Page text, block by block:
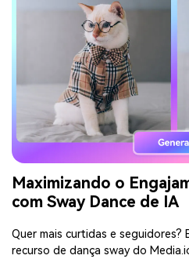
Maximizando o
com Sway Dance de IA
Quer mais curtidas e
recurso de dança sway do